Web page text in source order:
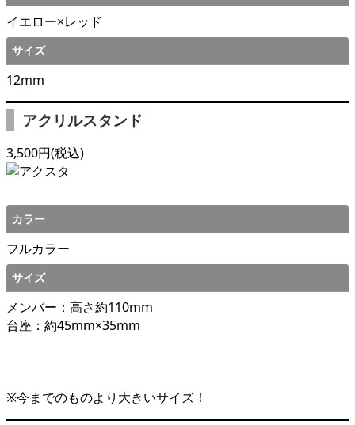
イエロー×レッド
サイズ
12mm
アクリルスタンド
3,500円(税込)
カラー
フルカラー
サイズ
メンバー：高さ約110mm
台座：約45mm×35mm
※今までのものより大きいサイズ！